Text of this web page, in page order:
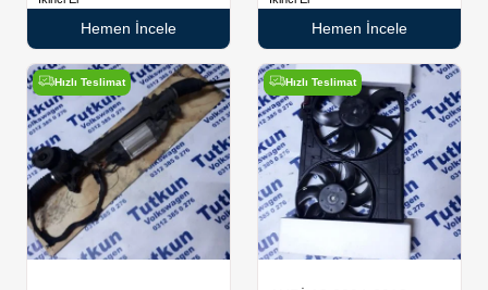
Hemen İncele Hemen İncele
Hızlı Teslimat Hızlı Teslimat